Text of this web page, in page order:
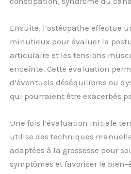
Ensuite, l’ostéopathe effectue
minutieux pour évaluer la
articulaire et les tensions
enceinte. Cette évaluation
d’éventuels déséquilibres ou
qui pourraient être exacerbés
Une fois l’évaluation initiale
utilise des techniques
adaptées à la grossesse pour
symptômes et favoriser le bien-